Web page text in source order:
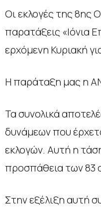
Οι εκλογές της 8ης
παρατάξεις «Ιόνια
ερχόμενη Κυριακή
Η παράταξη μας η
Τα συνολικά
δυνάμεων που
εκλογών. Αυτή η
προσπάθεια των 83
Στην εξέλιξη αυτή